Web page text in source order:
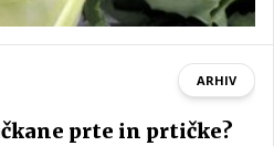
ARHIV
prte in prtičke?